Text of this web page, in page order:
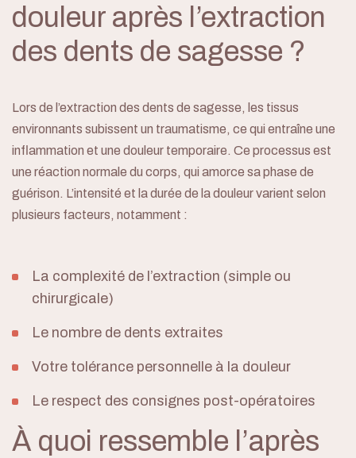
douleur après l’extraction
des dents de sagesse ?
Lors de l’extraction des dents de sagesse, les tissus
environnants subissent un traumatisme, ce qui entraîne une
inflammation et une douleur temporaire. Ce processus est
une réaction normale du corps, qui amorce sa phase de
guérison. L’intensité et la durée de la douleur varient selon
plusieurs facteurs, notamment :
La complexité de l’extraction (simple ou
chirurgicale)
Le nombre de dents extraites
Votre tolérance personnelle à la douleur
Le respect des consignes post-opératoires
À quoi ressemble l’après